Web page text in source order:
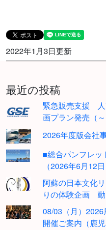
2022年1月3日更新
最近の投稿
緊急販売支援
画プラン発売（～
2026年度版会社
■総合パンフレッ
（2026年6月12
阿蘇の日本文化
りの体験企画 動
08/03（月）
開催ご案内（鹿児